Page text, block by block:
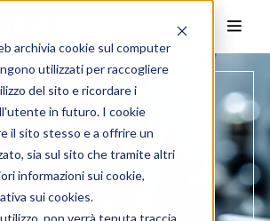
archivia cookie sul computer
utilizzati per raccogliere
del sito e ricordare i
in futuro. I cookie
il sito stesso e a offrire un
sia sul sito che tramite altri
informazioni sui cookie,
sui cookies.
non verrà tenuta traccia